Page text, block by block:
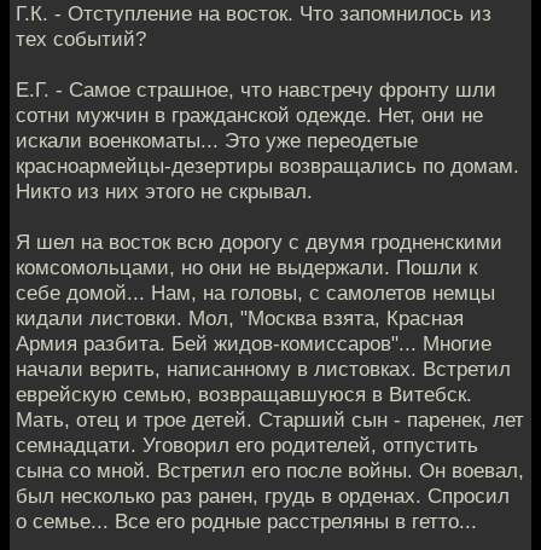
Г.К. - Отступление на восток. Что запомнилось из
тех событий?
Е.Г. - Самое страшное, что навстречу фронту шли
сотни мужчин в гражданской одежде. Нет, они не
искали военкоматы... Это уже переодетые
красноармейцы-дезертиры возвращались по домам.
Никто из них этого не скрывал.
Я шел на восток всю дорогу с двумя гродненскими
комсомольцами, но они не выдержали. Пошли к
себе домой... Нам, на головы, с самолетов немцы
кидали листовки. Мол, "Москва взята, Красная
Армия разбита. Бей жидов-комиссаров"... Многие
начали верить, написанному в листовках. Встретил
еврейскую семью, возвращавшуюся в Витебск.
Мать, отец и трое детей. Старший сын - паренек, лет
семнадцати. Уговорил его родителей, отпустить
сына со мной. Встретил его после войны. Он воевал,
был несколько раз ранен, грудь в орденах. Спросил
о семье... Все его родные расстреляны в гетто...